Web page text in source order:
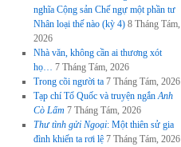
nghĩa Cộng sản Chế ngự một phần tư
Nhân loại thế nào (kỳ 4) 8 Tháng Tám,
2026
Nhà văn, không cần ai thương xót
họ… 7 Tháng Tám, 2026
Trong cõi người ta 7 Tháng Tám, 2026
Tạp chí Tổ Quốc và truyện ngắnAnh
Cò Lấm 7 Tháng Tám, 2026
Thư tình gửi Ngoại: Một thiên sử gia
đình khiến ta rơi lệ 7 Tháng Tám, 2026